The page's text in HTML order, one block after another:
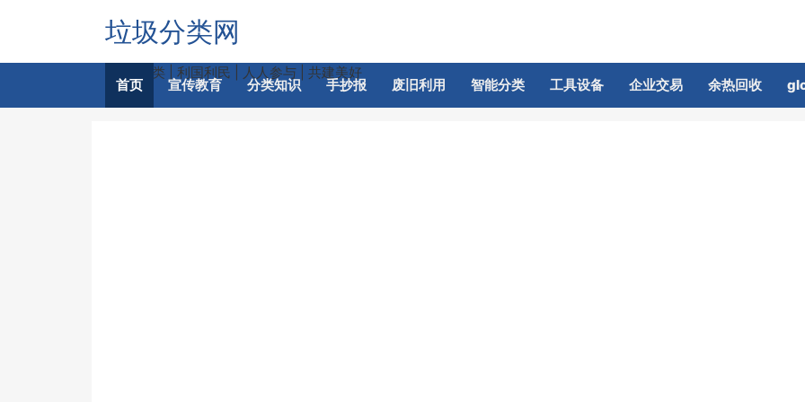
垃圾分类网
-垃圾分类 | 利国利民 | 人人参与 | 共建美好
首页 宣传教育 分类知识 手抄报 废旧利用 智能分类 工具设备 企业交易 余热回收